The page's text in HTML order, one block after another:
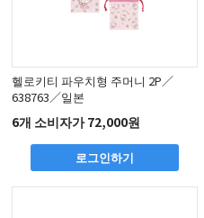
헬로키티 파우치형 주머니 2P／
638763／일본
6개 소비자가 72,000원
로그인하기